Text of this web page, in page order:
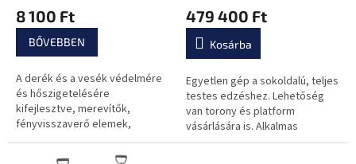
kialakítás
8 100 Ft
BŐVEBBEN
A derék és a vesék védelmére
és hőszigetelésére
kifejlesztve, merevítők,
fényvisszaverő elemek,
nedvesség- és izzadságálló
kialakítás és légáteresztő
speciális pilates-doboz
479 400 Ft
Kosárba
Egyetlen gép a sokoldalú, teljes
testes edzéshez. Lehetőség
van torony és platform
vásárlására is. Alkalmas
fitneszközpontok és stúdiók